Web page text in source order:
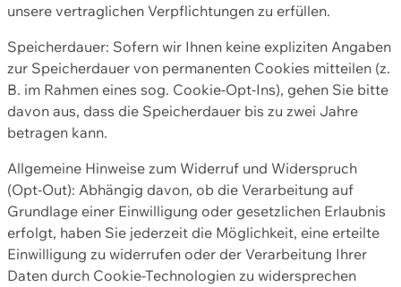
unsere vertraglichen Verpflichtungen zu erfüllen.
Speicherdauer: Sofern wir Ihnen keine expliziten Angaben
zur Speicherdauer von permanenten Cookies mitteilen (z.
B. im Rahmen eines sog. Cookie-Opt-Ins), gehen Sie bitte
davon aus, dass die Speicherdauer bis zu zwei Jahre
betragen kann.
Allgemeine Hinweise zum Widerruf und Widerspruch
(Opt-Out): Abhängig davon, ob die Verarbeitung auf
Grundlage einer Einwilligung oder gesetzlichen Erlaubnis
erfolgt, haben Sie jederzeit die Möglichkeit, eine erteilte
Einwilligung zu widerrufen oder der Verarbeitung Ihrer
Daten durch Cookie-Technologien zu widersprechen